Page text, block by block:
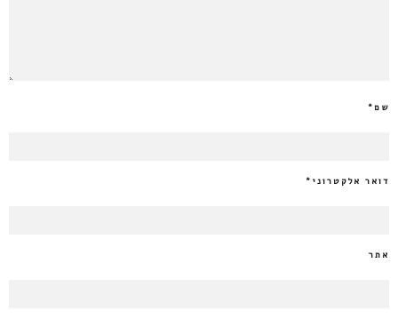
שם*
דואר אלקטרוני *
אתר